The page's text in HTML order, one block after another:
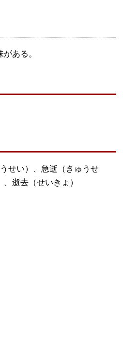
ある。
せい）、急逝（きゅうせ
逝去（せいきょ）